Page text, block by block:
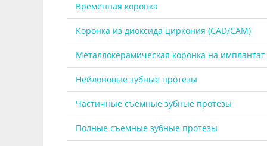
Временная коронка
Коронка из диоксида циркония (CAD/CAM)
Металлокерамическая коронка на имплантат
Нейлоновые зубные протезы
Частичные съемные зубные протезы
Полные съемные зубные протезы